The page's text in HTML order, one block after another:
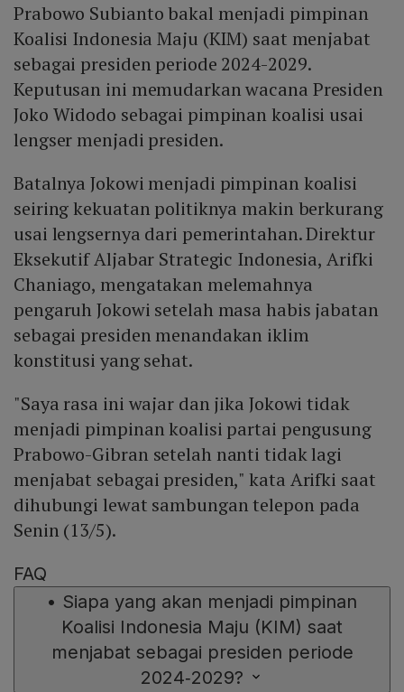
Prabowo Subianto bakal menjadi pimpinan
Koalisi Indonesia Maju (KIM) saat menjabat
sebagai presiden periode 2024-2029.
Keputusan ini memudarkan wacana Presiden
Joko Widodo sebagai pimpinan koalisi usai
lengser menjadi presiden.
Batalnya Jokowi menjadi pimpinan koalisi
seiring kekuatan politiknya makin berkurang
usai lengsernya dari pemerintahan. Direktur
Eksekutif Aljabar Strategic Indonesia, Arifki
Chaniago, mengatakan melemahnya
pengaruh Jokowi setelah masa habis jabatan
sebagai presiden menandakan iklim
konstitusi yang sehat.
"Saya rasa ini wajar dan jika Jokowi tidak
menjadi pimpinan koalisi partai pengusung
Prabowo-Gibran setelah nanti tidak lagi
menjabat sebagai presiden," kata Arifki saat
dihubungi lewat sambungan telepon pada
Senin (13/5).
FAQ
• Siapa yang akan menjadi pimpinan
Koalisi Indonesia Maju (KIM) saat
menjabat sebagai presiden periode
2024‑2029?